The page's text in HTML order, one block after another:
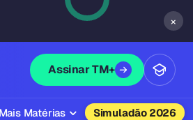
×
Assinar TM+
Mais Matérias Simuladão 2026